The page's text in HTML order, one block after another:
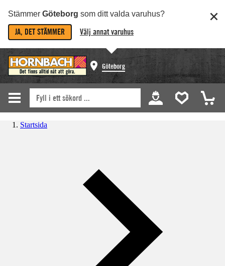
Stämmer Göteborg som ditt valda varuhus?
JA, DET STÄMMER Välj annat varuhus
Göteborg
Startsida